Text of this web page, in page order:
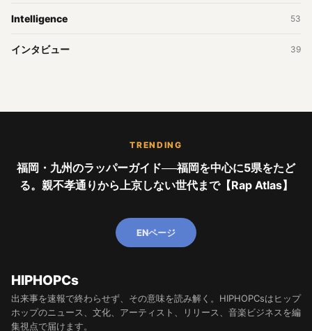
Intelligence 53
インタビュー 39
TRENDING
福岡・九州のラッパーガイド──福岡を中心に5県をたど
る。親不孝通りから上京しない世代まで【Rap Atlas】
ENページ
HIPHOPCs
出来事を速報で終わらせず、その意味を読み解く。HIPHOPCsはヒップ
ホップのニュース、文化、アーティスト、リリース、音楽ビジネスを編
集視点で届けます。